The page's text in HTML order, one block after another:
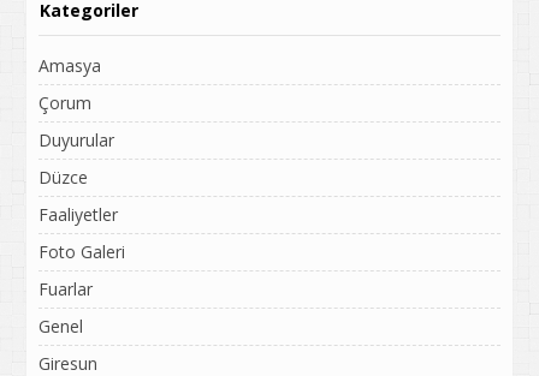
Kategoriler
Amasya
Çorum
Duyurular
Düzce
Faaliyetler
Foto Galeri
Fuarlar
Genel
Giresun